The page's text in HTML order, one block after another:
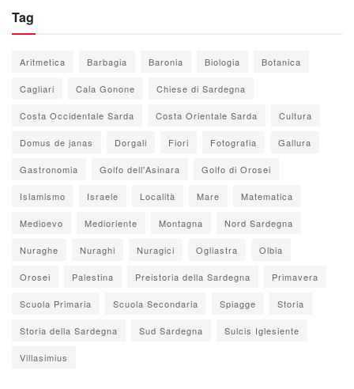
Tag
Aritmetica Barbagia Baronia Biologia Botanica
Cagliari Cala Gonone Chiese di Sardegna
Costa Occidentale Sarda Costa Orientale Sarda Cultura
Domus de janas Dorgali Fiori Fotografia Gallura
Gastronomia Golfo dell'Asinara Golfo di Orosei
Islamismo Israele Località Mare Matematica
Medioevo Medioriente Montagna Nord Sardegna
Nuraghe Nuraghi Nuragici Ogliastra Olbia
Orosei Palestina Preistoria della Sardegna Primavera
Scuola Primaria Scuola Secondaria Spiagge Storia
Storia della Sardegna Sud Sardegna Sulcis Iglesiente
Villasimius